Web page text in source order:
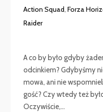
Action Squad,Forza
Raider
A co by było gdyby
odcinkiem? Gdybyśmy
mowa, ani nie
gość? Czy wtedy też
Oczywiście,...